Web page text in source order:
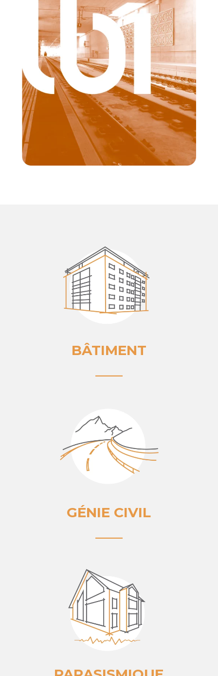
BÂTIMENT
____
GÉNIE CIVIL
____